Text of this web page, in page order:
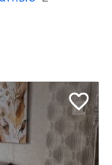
favorite_border